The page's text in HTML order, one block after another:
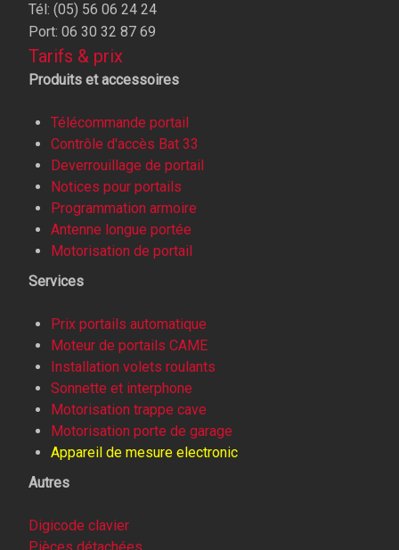
Tél: (05) 56 06 24 24
Port: 06 30 32 87 69
Tarifs & prix
Produits et accessoires
Télécommande portail
Contrôle d'accès Bat 33
Deverrouillage de portail
Notices pour portails
Programmation armoire
Antenne longue portée
Motorisation de portail
Services
Prix portails automatique
Moteur de portails CAME
Installation volets roulants
Sonnette et interphone
Motorisation trappe cave
Motorisation porte de garage
Appareil de mesure electronic
Autres
Digicode clavier